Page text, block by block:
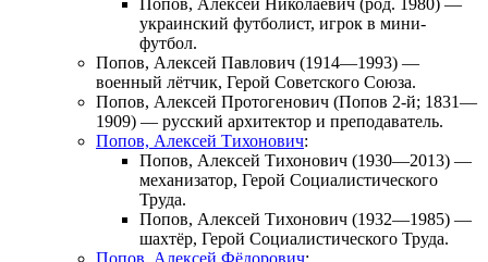
украинский футболист, игрок в мини-
футбол.
Попов, Алексей Павлович (1914—1993) —
военный лётчик, Герой Советского Союза.
Попов, Алексей Протогенович (Попов 2-й; 1831—
1909) — русский архитектор и преподаватель.
Попов, Алексей Тихонович:
Попов, Алексей Тихонович (1930—2013) —
механизатор, Герой Социалистического
Труда.
Попов, Алексей Тихонович (1932—1985) —
шахтёр, Герой Социалистического Труда.
Попов, Алексей Фёдорович: